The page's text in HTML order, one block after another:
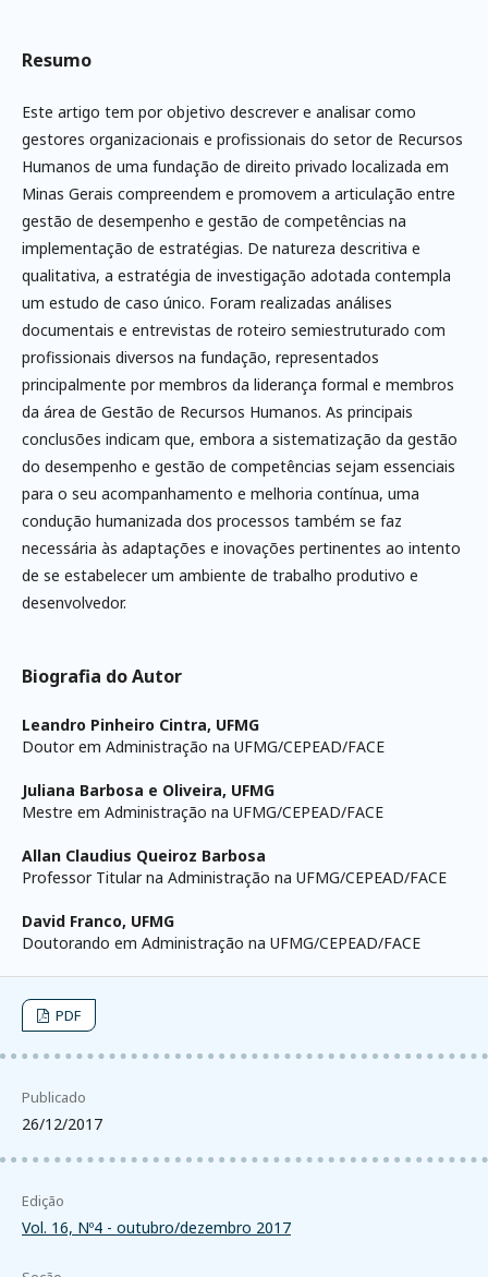
Resumo
Este artigo tem por objetivo descrever e analisar como
gestores organizacionais e profissionais do setor de Recursos
Humanos de uma fundação de direito privado localizada em
Minas Gerais compreendem e promovem a articulação entre
gestão de desempenho e gestão de competências na
implementação de estratégias. De natureza descritiva e
qualitativa, a estratégia de investigação adotada contempla
um estudo de caso único. Foram realizadas análises
documentais e entrevistas de roteiro semiestruturado com
profissionais diversos na fundação, representados
principalmente por membros da liderança formal e membros
da área de Gestão de Recursos Humanos. As principais
conclusões indicam que, embora a sistematização da gestão
do desempenho e gestão de competências sejam essenciais
para o seu acompanhamento e melhoria contínua, uma
condução humanizada dos processos também se faz
necessária às adaptações e inovações pertinentes ao intento
de se estabelecer um ambiente de trabalho produtivo e
desenvolvedor.
Biografia do Autor
Leandro Pinheiro Cintra, UFMG
Doutor em Administração na UFMG/CEPEAD/FACE
Juliana Barbosa e Oliveira, UFMG
Mestre em Administração na UFMG/CEPEAD/FACE
Allan Claudius Queiroz Barbosa
Professor Titular na Administração na UFMG/CEPEAD/FACE
David Franco, UFMG
Doutorando em Administração na UFMG/CEPEAD/FACE
PDF
Publicado
26/12/2017
Edição
Vol. 16, Nº4 - outubro/dezembro 2017